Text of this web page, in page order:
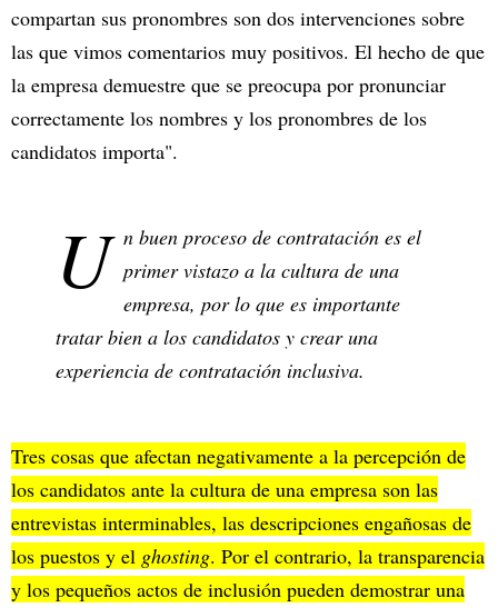
compartan sus pronombres son dos intervenciones sobre
las que vimos comentarios muy positivos. El hecho de que
la empresa demuestre que se preocupa por pronunciar
correctamente los nombres y los pronombres de los
candidatos importa".
U n buen proceso de contratación es el
primer vistazo a la cultura de una
empresa, por lo que es importante
tratar bien a los candidatos y crear una
experiencia de contratación inclusiva.
Tres cosas que afectan negativamente a la percepción de
los candidatos ante la cultura de una empresa son las
entrevistas interminables, las descripciones engañosas de
los puestos y el ghosting. Por el contrario, la transparencia
y los pequeños actos de inclusión pueden demostrar una